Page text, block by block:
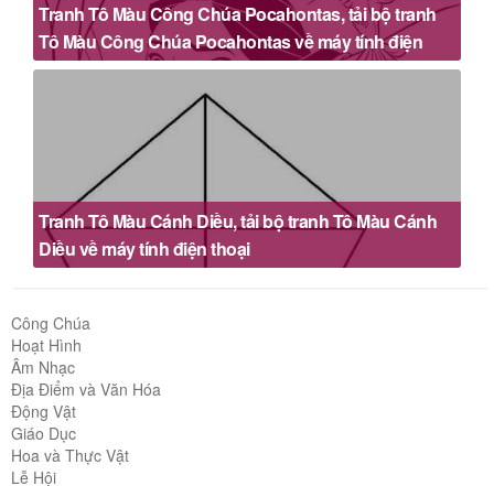
Tranh Tô Màu Công Chúa Pocahontas, tải bộ tranh
Tô Màu Công Chúa Pocahontas về máy tính điện
thoại
Tranh Tô Màu Cánh Diều, tải bộ tranh Tô Màu Cánh
Diều về máy tính điện thoại
Công Chúa
Hoạt Hình
Âm Nhạc
Địa Điểm và Văn Hóa
Động Vật
Giáo Dục
Hoa và Thực Vật
Lễ Hội